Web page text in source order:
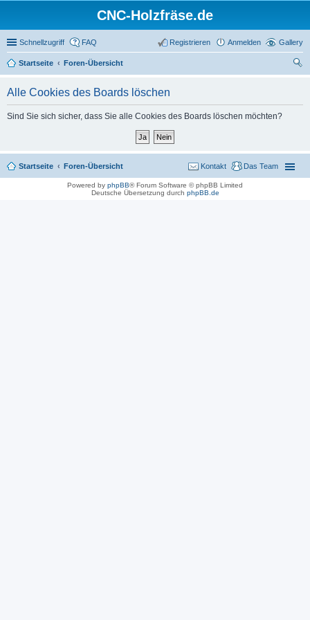
CNC-Holzfräse.de
Schnellzugriff Gallery
FAQ Anmelden
Registrieren
Startseite
Foren-Übersicht
Alle Cookies des Boards löschen
Sind Sie sich sicher, dass Sie alle Cookies des Boards löschen möchten?
Startseite Foren-Übersicht Das Team
Kontakt
Powered by phpBB® Forum Software © phpBB Limited
Deutsche Übersetzung durch phpBB.de